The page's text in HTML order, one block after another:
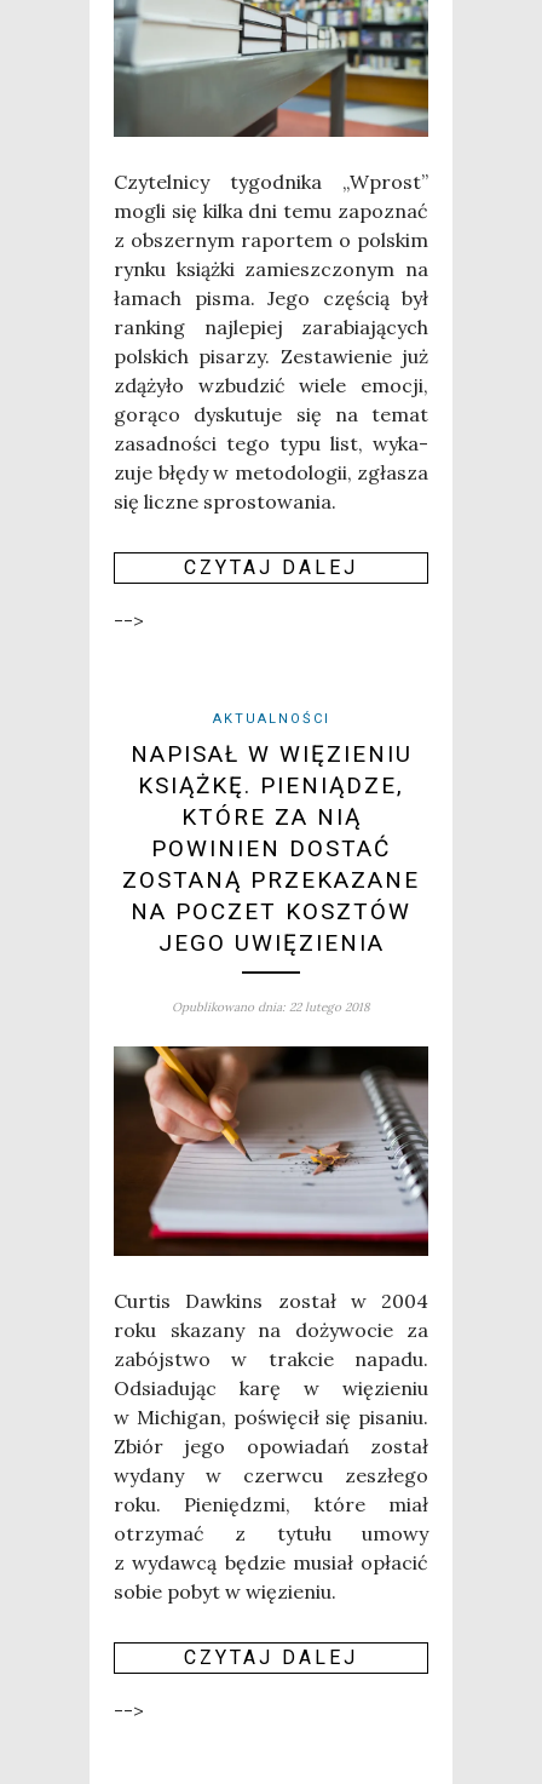
Czy­tel­ni­cy tygo­dni­ka „Wprost”
mogli się kil­ka dni temu zapo­znać
z obszer­nym rapor­tem o pol­skim
ryn­ku książ­ki zamiesz­czo­nym na
łamach pisma. Jego czę­ścią był
ran­king naj­le­piej zara­bia­ją­cych
pol­skich pisa­rzy. Zesta­wie­nie już
zdą­ży­ło wzbu­dzić wie­le emo­cji,
gorą­co dys­ku­tu­je się na temat
zasad­no­ści tego typu list, wyka­
zu­je błę­dy w meto­do­lo­gii, zgła­sza
się licz­ne spro­sto­wa­nia.
CZY­TAJ DALEJ
-->
AKTUALNOŚCI
NAPISAŁ W WIĘZIENIU
KSIĄŻKĘ. PIENIĄDZE,
KTÓRE ZA NIĄ
POWINIEN DOSTAĆ
ZOSTANĄ PRZEKAZANE
NA POCZET KOSZTÓW
JEGO UWIĘZIENIA
Opublikowano dnia: 22 lutego 2018
Cur­tis Daw­kins został w 2004
roku ska­za­ny na doży­wo­cie za
zabój­stwo w trak­cie napa­du.
Odsia­du­jąc karę w wię­zie­niu
w Michi­gan, poświę­cił się pisa­niu.
Zbiór jego opo­wia­dań został
wyda­ny w czerw­cu zeszłe­go
roku. Pie­niędz­mi, któ­re miał
otrzy­mać z tytu­łu umo­wy
z wydaw­cą będzie musiał opła­cić
sobie pobyt w wię­zie­niu.
CZY­TAJ DALEJ
-->